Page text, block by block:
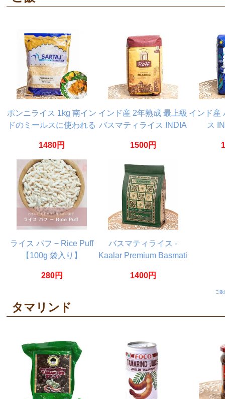
ポンニライス 1kg 南イン
ドのミールスに使われる
RICE
1480円
インド産 2年熟成 最上級
バスマティライス INDIA
CLASSIC【1Kg】
1500円
インド産
ス
ライス パフ − Rice Puff
【100g 袋入り】
280円
バスマティライス -
Kaalar Premium Basmati
1400円
ご
タマリンド